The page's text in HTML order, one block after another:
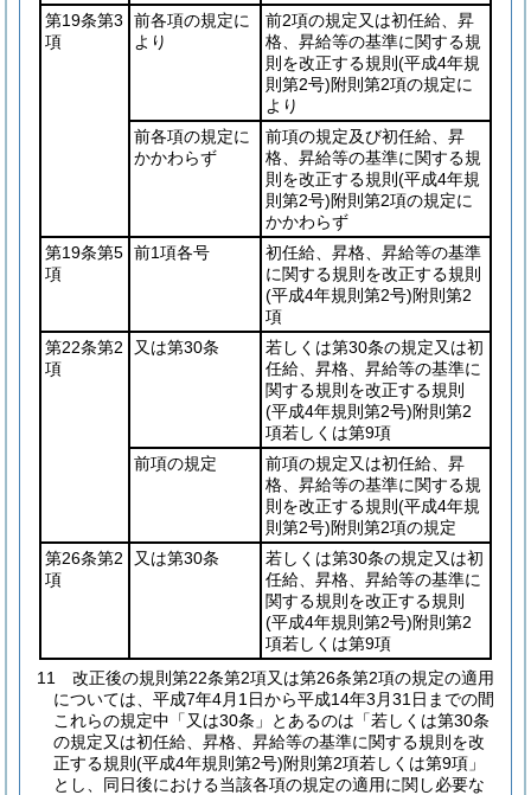
第19条第3
項
前各項の規定に
より
前2項の規定又は初任給、昇
格、昇給等の基準に関する規
則を改正する規則 (平成4年規
則第2号)附則第2項の規定に
より
前各項の規定に
かかわらず
前項の規定及び初任給、昇
格、昇給等の基準に関する規
則を改正する規則 (平成4年規
則第2号)附則第2項の規定に
かかわらず
第19条第5
項
前1項各号
初任給、昇格、昇給等の基準
に関する規則を改正する規則
(平成4年規則第2号)附則第2
項
第22条第2
項
又は第30条
若しくは第30条の規定又は初
任給、昇格、昇給等の基準に
関する規則を改正する規則
(平成4年規則第2号)附則第2
項若しくは第9項
前項の規定
前項の規定又は初任給、昇
格、昇給等の基準に関する規
則を改正する規則 (平成4年規
則第2号)附則第2項の規定
第26条第2
項
又は第30条
若しくは第30条の規定又は初
任給、昇格、昇給等の基準に
関する規則を改正する規則
(平成4年規則第2号)附則第2
項若しくは第9項
11
改正後の規則第22条第2項又は第26条第2項の規定の適用
については、平成7年4月1日から平成14年3月31日までの間
これらの規定中「又は30条」とあるのは「若しくは第30条
の規定又は初任給、昇格、昇給等の基準に関する規則を改
正する規則 (平成4年規則第2号)附則第2項若しくは第9項」
とし、同日後における当該各項の規定の適用に関し必要な